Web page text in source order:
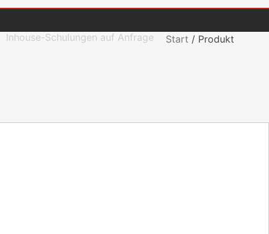
Inhouse-Schulungen auf Anfrage Start / Produkt